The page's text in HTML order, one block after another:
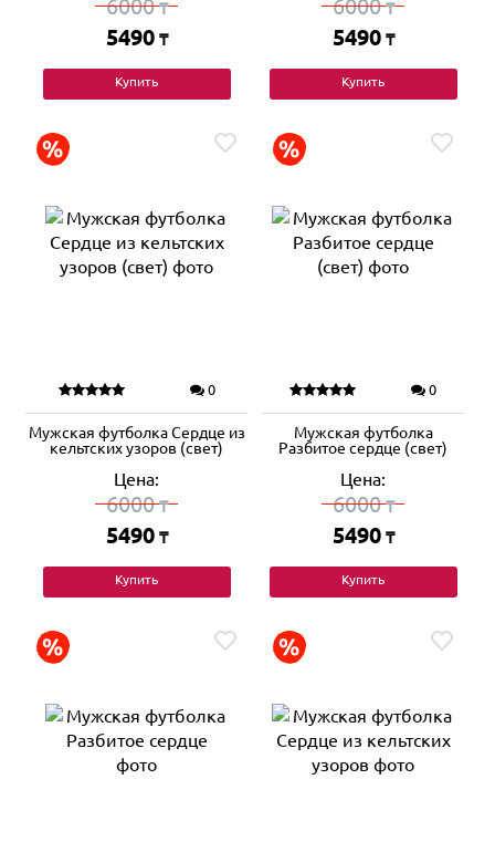
6000₸
5490 ₸
Купить
6000₸
5490 ₸
Купить
0
Мужская футболка Сердце из
кельтских узоров (свет)
Цена:
6000₸
5490 ₸
Купить
0
Мужская футболка
Разбитое сердце (свет)
Цена:
6000₸
5490 ₸
Купить